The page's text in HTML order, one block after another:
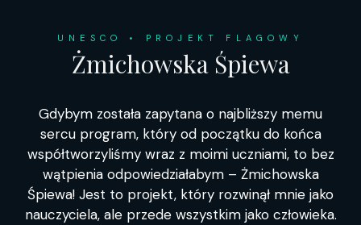
UNESCO • PROJEKT FLAGOWY
Żmichowska Śpiewa
Gdybym została zapytana o najbliższy memu
sercu program, który od początku do końca
współtworzyliśmy wraz z moimi uczniami, to bez
wątpienia odpowiedziałabym – Żmichowska
Śpiewa! Jest to projekt, który rozwinął mnie jako
nauczyciela, ale przede wszystkim jako człowieka.